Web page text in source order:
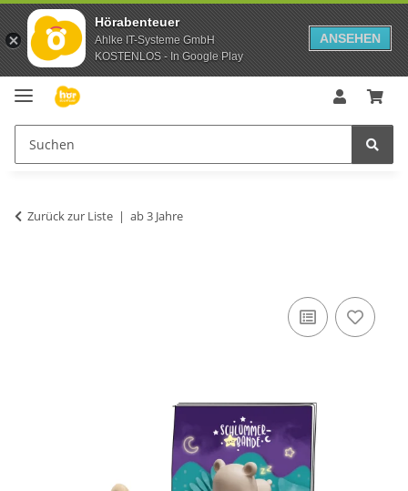
Hörabenteuer
Ahlke IT-Systeme GmbH
KOSTENLOS - In Google Play
ANSEHEN
Zurück zur Liste ab 3 Jahre